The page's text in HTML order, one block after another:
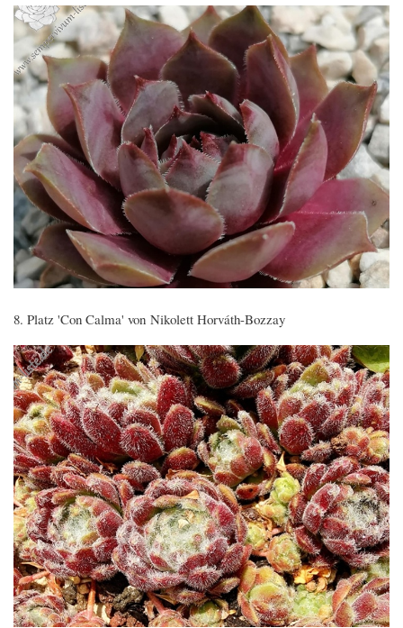
8. Platz 'Con Calma' von Nikolett Horváth-Bozzay